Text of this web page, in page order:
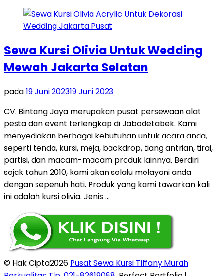
Sewa Kursi Olivia Untuk Wedding
Mewah Jakarta Selatan
pada19 Juni 202319 Juni 2023
CV. Bintang Jaya merupakan pusat persewaan alat
pesta dan event terlengkap di Jabodetabek. Kami
menyediakan berbagai kebutuhan untuk acara anda,
seperti tenda, kursi, meja, backdrop, tiang antrian, tirai,
partisi, dan macam-macam produk lainnya. Berdiri
sejak tahun 2010, kami akan selalu melayani anda
dengan sepenuh hati. Produk yang kami tawarkan kali
ini adalah kursi olivia. Jenis …
© Hak Cipta2026 Pusat Sewa Kursi Tiffany Murah